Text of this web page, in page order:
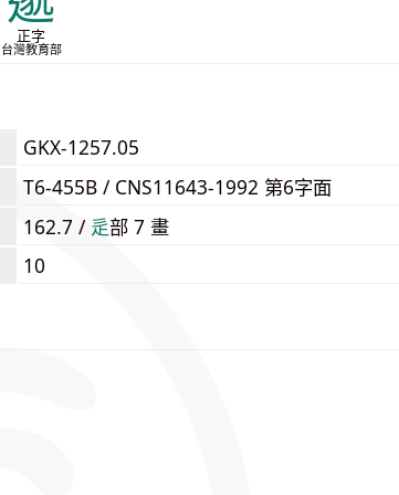
正字
台灣教育部
GKX-1257.05
T6-455B / CNS11643-1992 第6字面
162.7 / ⾡部 7 畫
10